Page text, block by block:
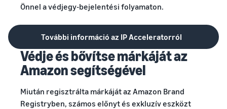
Önnel a védjegy-bejelentési folyamaton.
További információ az IP Acceleratorról
Védje és bővítse márkáját az
Amazon segítségével
Miután regisztrálta márkáját az Amazon Brand
Registryben, számos előnyt és exkluzív eszközt